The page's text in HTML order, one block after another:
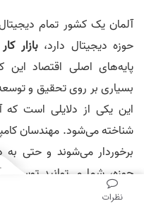
نظرات
آلمان یک کشور تمام
حوزه دیجیتال دارد،بازار
پایه‌های اصلی اقتصاد
بسیاری بر روی تحقیق و
این یکی از دلایلی است که
شناخته می‌شود. مهندسان
برخوردار می‌شوند و حتی
حوزه،‌ شما می‌توانید توسط
آورید. قابل ذکر است که